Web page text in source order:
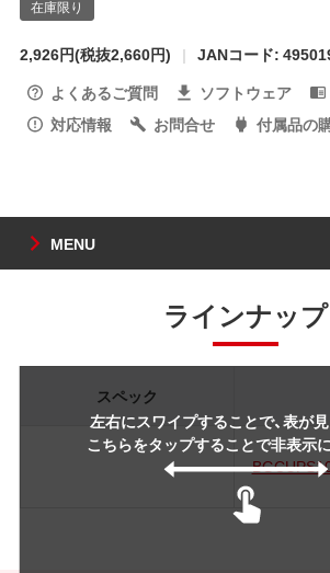
2,926円(税抜2,660円)
JANコード:
よくあるご質問
ソフトウェア
対応情報
お問合せ 付属品の
MENU
ラインナップ
左右にスワイプすることで、表が見
こちらをタップすることで非表示
スペック